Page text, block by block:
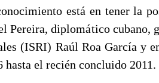
está en tener la
Pereira, diplomático cubano,
(ISRI) Raúl Roa García y
hasta el recién concluido 2011.